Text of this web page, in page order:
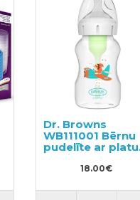
Dr. Browns
WB111001 Bērnu
pudelīte ar platu
18.00€